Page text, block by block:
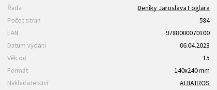
Řada
Deníky Jaroslava Foglara
Počet stran
584
EAN
9788000070100
Datum vydání
06.04.2023
Věk od
15
Formát
140x240 mm
Nakladatelství
ALBATROS